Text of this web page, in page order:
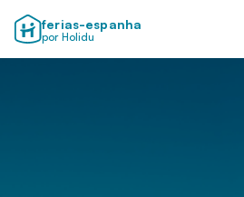
ferias-espanha
por Holidu